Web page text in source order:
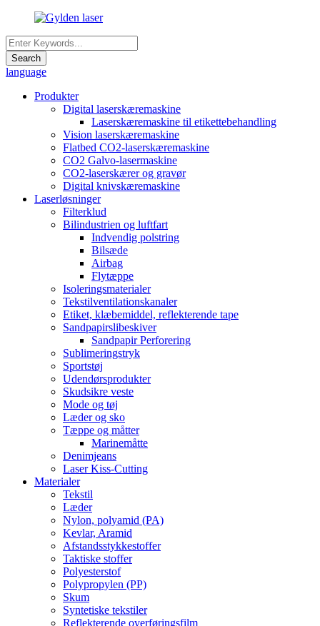
language
Produkter
Digital laserskæremaskine
Laserskæremaskine til etikettebehandling
Vision laserskæremaskine
Flatbed CO2-laserskæremaskine
CO2 Galvo-lasermaskine
CO2-laserskærer og gravør
Digital knivskæremaskine
Laserløsninger
Filterklud
Bilindustrien og luftfart
Indvendig polstring
Bilsæde
Airbag
Flytæppe
Isoleringsmaterialer
Tekstilventilationskanaler
Etiket, klæbemiddel, reflekterende tape
Sandpapirslibeskiver
Sandpapir Perforering
Sublimeringstryk
Sportstøj
Udendørsprodukter
Skudsikre veste
Mode og tøj
Læder og sko
Tæppe og måtter
Marinemåtte
Denimjeans
Laser Kiss-Cutting
Materialer
Tekstil
Læder
Nylon, polyamid (PA)
Kevlar, Aramid
Afstandsstykkestoffer
Taktiske stoffer
Polyesterstof
Polypropylen (PP)
Skum
Syntetiske tekstiler
Reflekterende overføringsfilm